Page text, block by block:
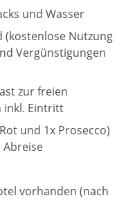
und Wasser
(kostenlose Nutzung
Vergünstigungen
zur freien
inkl. Eintritt
und 1x Prosecco)
Abreise
vorhanden (nach